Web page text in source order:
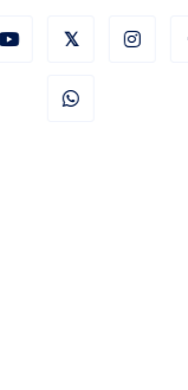
الموارد
الشركات